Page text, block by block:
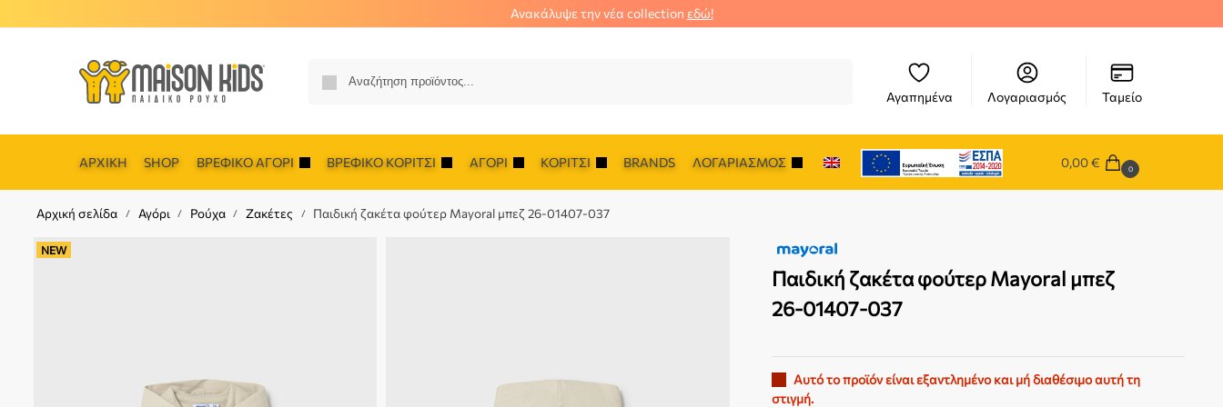
Ανακάλυψε την νέα collection εδώ!
Αγαπημένα Λογαριασμός Ταμείο
ΑΡΧΙΚΉ SHOP ΒΡΕΦΙΚΌ ΑΓΌΡΙ ΒΡΕΦΙΚΌ ΚΟΡΊΤΣΙ ΑΓΌΡΙ ΚΟΡΊΤΣΙ BRANDS ΛΟΓΑΡΙΑΣΜΌΣ 0,00€ 0
Αρχική σελίδα / Αγόρι / Ρούχα / Ζακέτες / Παιδική ζακέτα φούτερ Mayoral μπεζ 26-01407-037
NEW
Παιδική ζακέτα φούτερ Mayoral μπεζ
26-01407-037
Αυτό το προϊόν είναι εξαντλημένο και μή διαθέσιμο αυτή τη
στιγμή.